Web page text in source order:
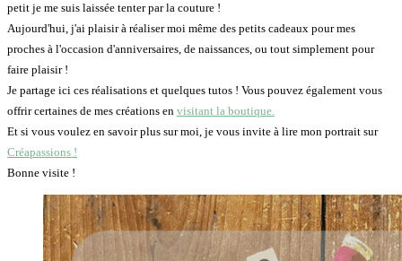
petit je me suis laissée tenter par la couture !
Aujourd'hui, j'ai plaisir à réaliser moi même des petits cadeaux pour mes
proches à l'occasion d'anniversaires, de naissances, ou tout simplement pour
faire plaisir !
Je partage ici ces réalisations et quelques tutos ! Vous pouvez également vous
offrir certaines de mes créations en visitant la boutique.
Et si vous voulez en savoir plus sur moi, je vous invite à lire mon portrait sur
Créapassions !
Bonne visite !